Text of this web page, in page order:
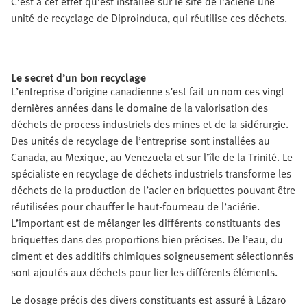
unité de recyclage de Diproinduca, qui réutilise ces déchets.
Le secret d’un bon recyclage
L’entreprise d’origine canadienne s’est fait un nom ces vingt
dernières années dans le domaine de la valorisation des
déchets de process industriels des mines et de la sidérurgie.
Des unités de recyclage de l’entreprise sont installées au
Canada, au Mexique, au Venezuela et sur l’île de la Trinité. Le
spécialiste en recyclage de déchets industriels transforme les
déchets de la production de l’acier en briquettes pouvant être
réutilisées pour chauffer le haut-fourneau de l’aciérie.
L’important est de mélanger les différents constituants des
briquettes dans des proportions bien précises. De l’eau, du
ciment et des additifs chimiques soigneusement sélectionnés
sont ajoutés aux déchets pour lier les différents éléments.
Le dosage précis des divers constituants est assuré à Lázaro